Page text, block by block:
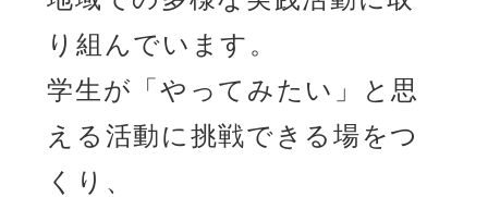
り組んでいます。
学生が「やってみたい」と思
える活動に挑戦できる場をつ
くり、